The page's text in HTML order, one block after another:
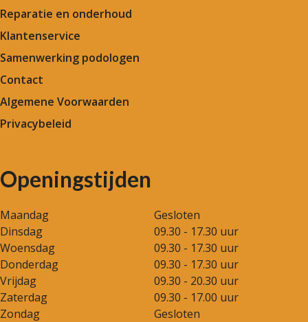
Reparatie en onderhoud
Klantenservice
Samenwerking podologen
Contact
Algemene Voorwaarden
Privacybeleid
Openingstijden
Maandag
Gesloten
Dinsdag
09.30 - 17.30 uur
Woensdag
09.30 - 17.30 uur
Donderdag
09.30 - 17.30 uur
Vrijdag
09.30 - 20.30 uur
Zaterdag
09.30 - 17.00 uur
Zondag
Gesloten